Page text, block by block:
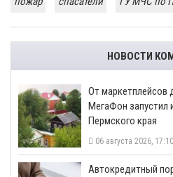
НОВОСТИ
От маркетплейсов
МегаФон запустил
Пермского края
06 августа 2026, 17:10
​Автокредитный